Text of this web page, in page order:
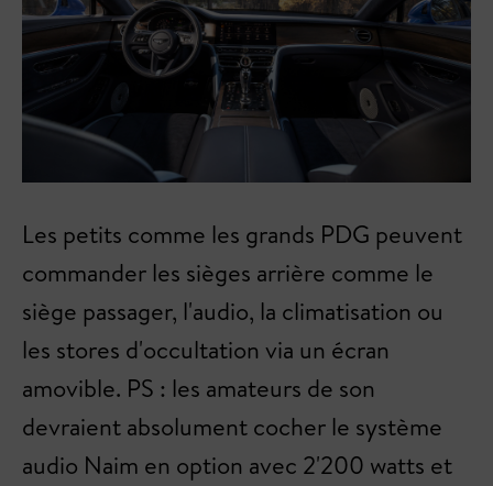
Les petits comme les grands PDG peuvent
commander les sièges arrière comme le
siège passager, l'audio, la climatisation ou
les stores d'occultation via un écran
amovible. PS : les amateurs de son
devraient absolument cocher le système
audio Naim en option avec 2'200 watts et